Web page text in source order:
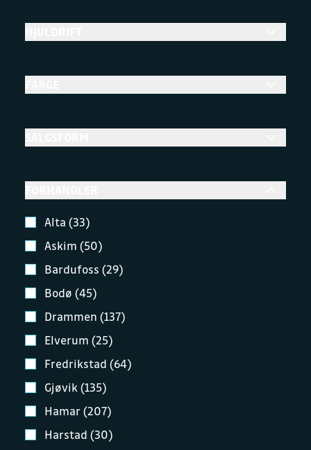
Alta (33)
Askim (50)
Bardufoss (29)
Bodø (45)
Drammen (137)
Elverum (25)
Fredrikstad (64)
Gjøvik (135)
Hamar (207)
Harstad (30)